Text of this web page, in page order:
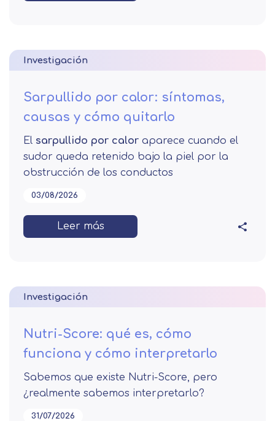
Investigación
Sarpullido por calor: síntomas,
causas y cómo quitarlo
El sarpullido por calor aparece cuando el
sudor queda retenido bajo la piel por la
obstrucción de los conductos
03/08/2026
Leer más
Investigación
Nutri-Score: qué es, cómo
funciona y cómo interpretarlo
Sabemos que existe Nutri-Score, pero
¿realmente sabemos interpretarlo?
31/07/2026